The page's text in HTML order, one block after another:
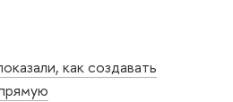
как создавать